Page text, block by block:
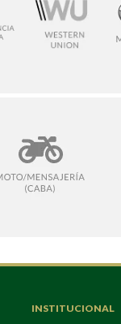
INSTITUCIONAL